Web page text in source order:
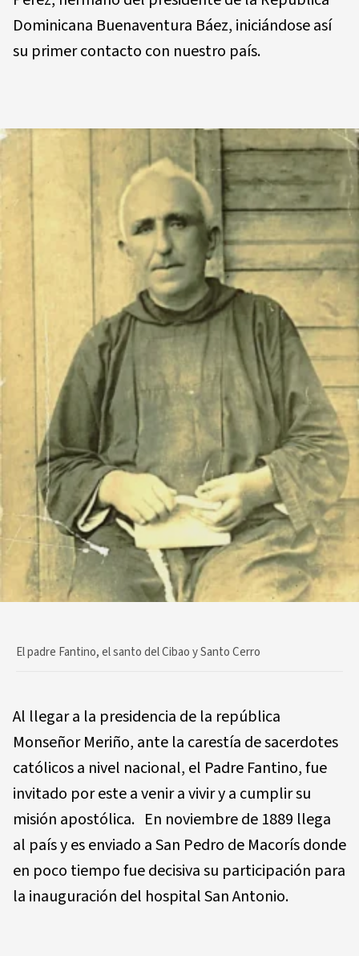
Dominicana Buenaventura Báez, iniciándose así
su primer contacto con nuestro país.
El padre Fantino, el santo del Cibao y Santo Cerro
Al llegar a la presidencia de la república
Monseñor Meriño, ante la carestía de sacerdotes
católicos a nivel nacional, el Padre Fantino, fue
invitado por este a venir a vivir y a cumplir su
misión apostólica. En noviembre de 1889 llega
al país y es enviado a San Pedro de Macorís donde
en poco tiempo fue decisiva su participación para
la inauguración del hospital San Antonio.